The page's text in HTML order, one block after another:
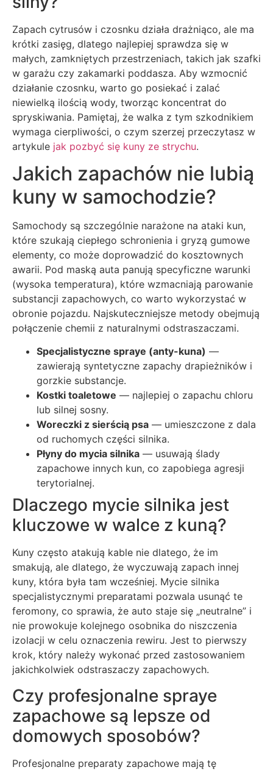
Zapach cytrusów i czosnku działa drażniąco, ale ma
krótki zasięg, dlatego najlepiej sprawdza się w
małych, zamkniętych przestrzeniach, takich jak szafki
w garażu czy zakamarki poddasza. Aby wzmocnić
działanie czosnku, warto go posiekać i zalać
niewielką ilością wody, tworząc koncentrat do
spryskiwania. Pamiętaj, że walka z tym szkodnikiem
wymaga cierpliwości, o czym szerzej przeczytasz w
artykule jak pozbyć się kuny ze strychu.
Jakich zapachów nie lubią
kuny w samochodzie?
Samochody są szczególnie narażone na ataki kun,
które szukają ciepłego schronienia i gryzą gumowe
elementy, co może doprowadzić do kosztownych
awarii. Pod maską auta panują specyficzne warunki
(wysoka temperatura), które wzmacniają parowanie
substancji zapachowych, co warto wykorzystać w
obronie pojazdu. Najskuteczniejsze metody obejmują
połączenie chemii z naturalnymi odstraszaczami.
Specjalistyczne spraye (anty-kuna) —
zawierają syntetyczne zapachy drapieżników i
gorzkie substancje.
Kostki toaletowe — najlepiej o zapachu chloru
lub silnej sosny.
Woreczki z sierścią psa — umieszczone z dala
od ruchomych części silnika.
Płyny do mycia silnika — usuwają ślady
zapachowe innych kun, co zapobiega agresji
terytorialnej.
Dlaczego mycie silnika jest
kluczowe w walce z kuną?
Kuny często atakują kable nie dlatego, że im
smakują, ale dlatego, że wyczuwają zapach innej
kuny, która była tam wcześniej. Mycie silnika
specjalistycznymi preparatami pozwala usunąć te
feromony, co sprawia, że auto staje się „neutralne” i
nie prowokuje kolejnego osobnika do niszczenia
izolacji w celu oznaczenia rewiru. Jest to pierwszy
krok, który należy wykonać przed zastosowaniem
jakichkolwiek odstraszaczy zapachowych.
Czy profesjonalne spraye
zapachowe są lepsze od
domowych sposobów?
Profesjonalne preparaty zapachowe mają tę